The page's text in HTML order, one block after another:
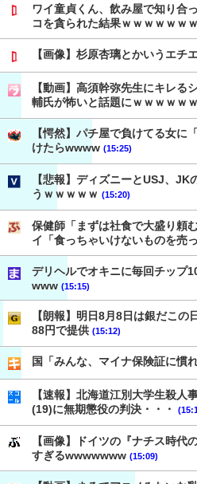
ワイ童貞くん、飲み屋で知り合
コを貪られた結果ｗｗｗｗｗｗ
【画像】杉原杏璃とかいうエチ
【動画】高須幹弥先生にキレる
輔氏が怖いと話題にｗｗｗｗｗ
【愕然】パチ屋で負けてる女に
けたらwwww (15:25)
【悲報】ディズニーとUSJ、JK
うｗｗｗｗｗ (15:20)
保健師「まずは社食で大盛り頼
イ「食っちゃいけないものを売
デリヘルでオキニに毎回チップ
www (15:15)
【朗報】明日8月8日は銀だこの
88円で提供 (15:12)
国「みんな、マイナ保険証に慣
【速報】北海道江別大学生殺人
(19)に無期懲役の判決・・・
【画像】ドイツの『ナチス時代
すぎるwwwwwww (15:09)